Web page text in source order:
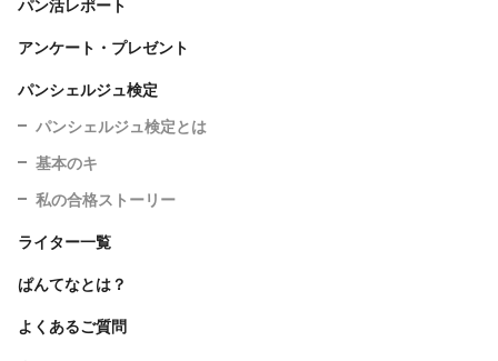
アンケート・プレゼント
パンシェルジュ検定
パンシェルジュ検定とは
基本のキ
私の合格ストーリー
ライター一覧
ぱんてなとは？
よくあるご質問